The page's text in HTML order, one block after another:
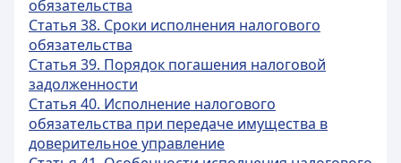
обязательства
Статья 38. Сроки исполнения налогового
обязательства
Статья 39. Порядок погашения налоговой
задолженности
Статья 40. Исполнение налогового
обязательства при передаче имущества в
доверительное управление